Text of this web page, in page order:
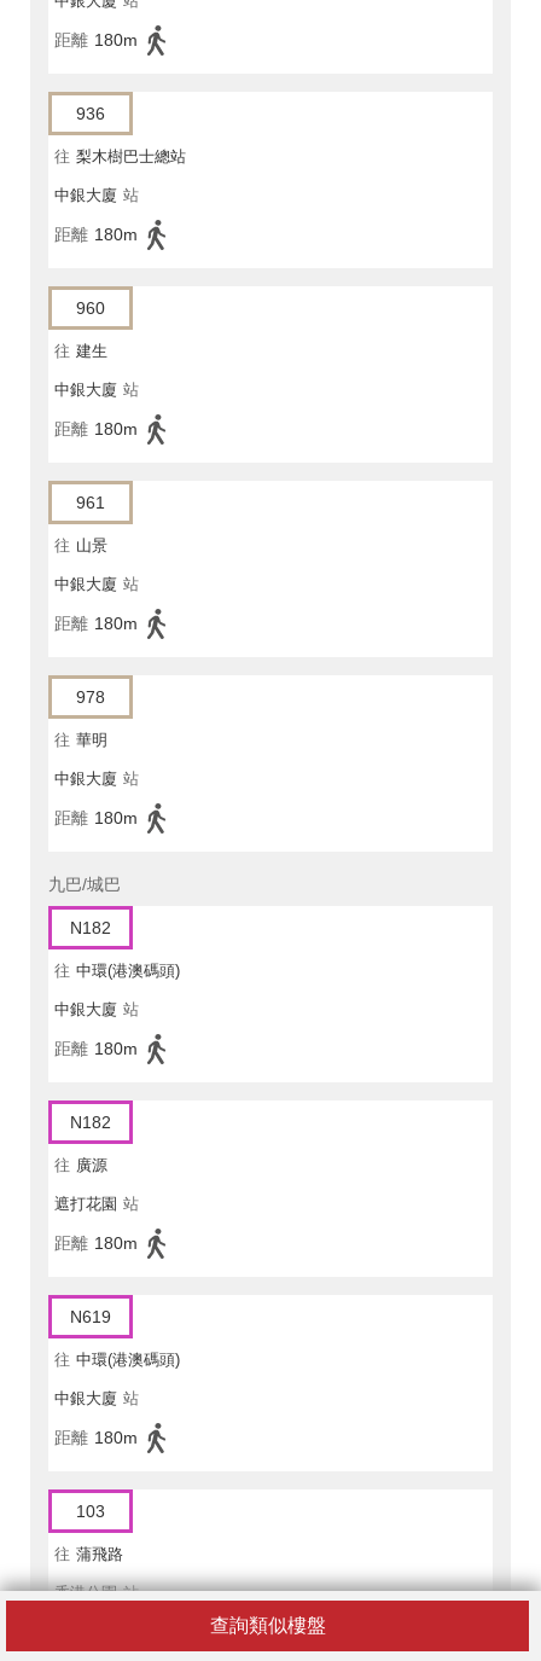
查詢類似樓盤
距離 180m
936
往 梨木樹巴士總站
中銀大廈 站
距離 180m
960
往 建生
中銀大廈 站
距離 180m
961
往 山景
中銀大廈 站
距離 180m
978
往 華明
中銀大廈 站
距離 180m
九巴/城巴
N182
往 中環(港澳碼頭)
中銀大廈 站
距離 180m
N182
往 廣源
遮打花園 站
距離 180m
N619
往 中環(港澳碼頭)
中銀大廈 站
距離 180m
103
往 蒲飛路
香港公園 站